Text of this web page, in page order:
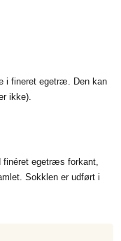
i fineret egetræ. Den kan
ikke).
finéret egetræs forkant,
Sokklen er udført i